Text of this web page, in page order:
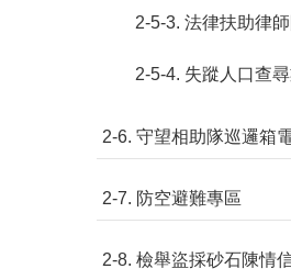
2-5-3. 法律扶助律
2-5-4. 失蹤人口查
2-6. 守望相助隊巡邏箱
2-7. 防空避難專區
2-8. 檢舉盜採砂石陳情